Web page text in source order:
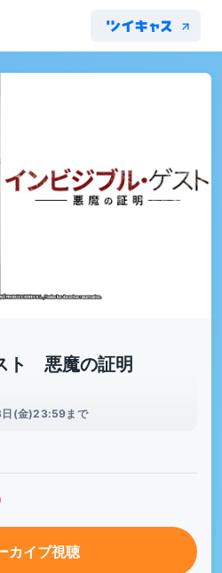
ト 悪魔の証明
(金)23:59まで
カイブ視聴